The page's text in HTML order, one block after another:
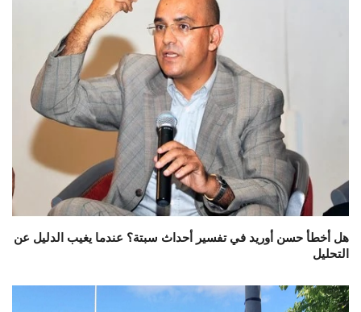
هل أخطأ حسن أوريد في تفسير أحداث سبتة؟ عندما يغيب الدليل عن
التحليل